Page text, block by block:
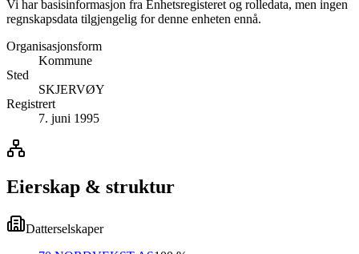
Vi har basisinformasjon fra Enhetsregisteret og rolledata, men ingen
regnskapsdata tilgjengelig for denne enheten ennå.
Organisasjonsform
Kommune
Sted
SKJERVØY
Registrert
7. juni 1995
Eierskap & struktur
Datterselskaper